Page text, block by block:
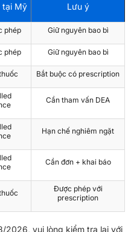
tại Mỹ Lưu ý
phép Giữ nguyên bao bì
phép Giữ nguyên bao bì
Bắt buộc có prescription
Cần tham vấn DEA
Hạn chế nghiêm ngặt
Cần đơn + khai báo
Được phép với
prescription
2026, vui lòng kiểm tra lại với